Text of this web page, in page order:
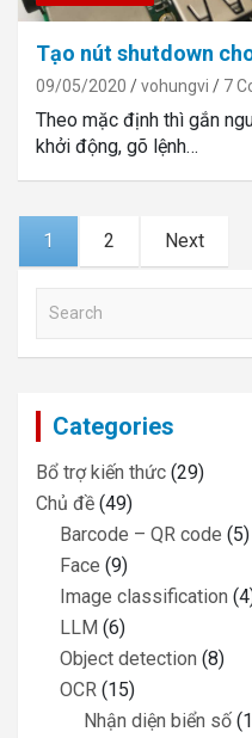
Tạo nút shutdown
09/05/2020 vohungvi 7
Theo mặc định thì gắn
khởi động, gõ lệnh…
Posts
navigation
1 2 Next
a
c
Categories
Bổ trợ kiến thức (29)
Chủ đề (49)
Barcode – QR code (5)
Face (9)
Image classification
LLM (6)
Object detection (8)
OCR (15)
Nhận diện biển số